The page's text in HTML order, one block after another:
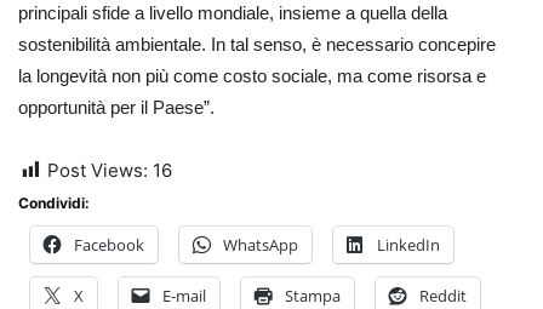
principali sfide a livello mondiale, insieme a quella della
sostenibilità ambientale. In tal senso, è necessario concepire
la longevità non più come costo sociale, ma come risorsa e
opportunità per il Paese”.
Post Views: 16
Condividi:
Facebook WhatsApp LinkedIn
X E-mail Stampa Reddit